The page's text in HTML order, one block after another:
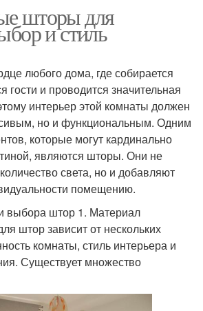
шторы для
и стиль
любого дома, где собирается
гости и проводится значительная
интерьер этой комнаты должен
но и функциональным. Одним
которые могут кардинально
являются шторы. Они не
света, но и добавляют
помещению.
выбора штор 1. Материал
штор зависит от нескольких
комнаты, стиль интерьера и
Существует множество